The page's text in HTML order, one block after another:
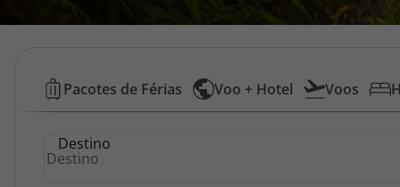
Área de Cliente
Hotéis
Baratos
Pacotes de Férias Voo + Hotel Voos
Destino